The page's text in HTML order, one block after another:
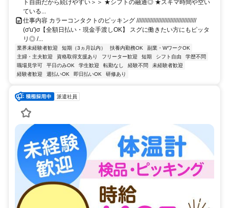
ト自由だから続けやすい＞＞ ★シフトの融通◎ ★スキマ時間や空い
ている...
仕事内容 カラーコンタクトのピッキング ///////////////////////////////////////
(σ'u')σ【全額日払い・現金手渡しOK】 スグに働きたい方にもピッタ
リ◎ /...
業界未経験者歓迎 短期（3ヵ月以内） 扶養内勤務OK
副業・WワークOK
主婦・主夫歓迎
資格取得支援あり フリーター歓迎 短期 シフト自由
学歴不問
職場見学可
平日のみOK 学生歓迎 転勤なし 経験不問
未経験者歓迎
経験者歓迎
週払いOK 即日払いOK 研修あり
派遣社員